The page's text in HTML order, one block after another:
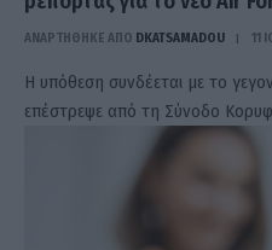
ΑΝΑΡΤΗΘΗΚΕ ΑΠΟ DKATSAMADOU 11
Η υπόθεση συνδέεται με το
επέστρεψε από τη Σύνοδο